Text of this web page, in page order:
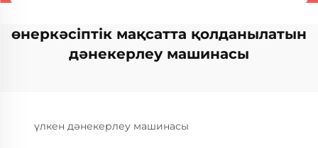
өнеркәсіптік мақсатта қолданылатын
дәнекерлеу машинасы
үлкен дәнекерлеу машинасы